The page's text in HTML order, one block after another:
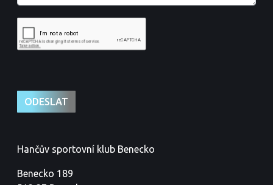
Hančův sportovní klub Benecko
Benecko 189